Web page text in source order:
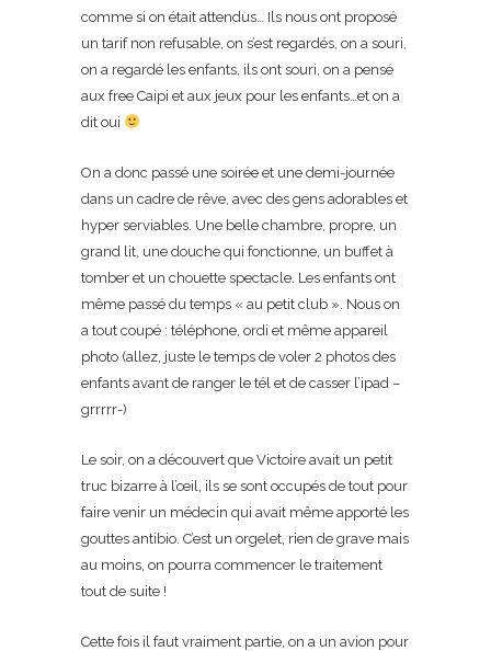
comme si on était attendus… Ils nous ont proposé
un tarif non refusable, on s’est regardés, on a souri,
on a regardé les enfants, ils ont souri, on a pensé
aux free Caipi et aux jeux pour les enfants…et on a
dit oui
On a donc passé une soirée et une demi-journée
dans un cadre de rêve, avec des gens adorables et
hyper serviables. Une belle chambre, propre, un
grand lit, une douche qui fonctionne, un buffet à
tomber et un chouette spectacle. Les enfants ont
même passé du temps « au petit club ». Nous on
a tout coupé : téléphone, ordi et même appareil
photo (allez, juste le temps de voler 2 photos des
enfants avant de ranger le tél et de casser l’ipad –
grrrrr-)
Le soir, on a découvert que Victoire avait un petit
truc bizarre à l’œil, ils se sont occupés de tout pour
faire venir un médecin qui avait même apporté les
gouttes antibio. C’est un orgelet, rien de grave mais
au moins, on pourra commencer le traitement
tout de suite !
Cette fois il faut vraiment partie, on a un avion pour